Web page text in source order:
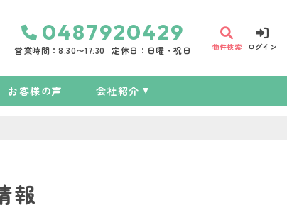
0487920429
営業時間：8:30〜17:30 定休日：日曜・祝日 物件検索 ログイン
お客様の声 会社紹介
報